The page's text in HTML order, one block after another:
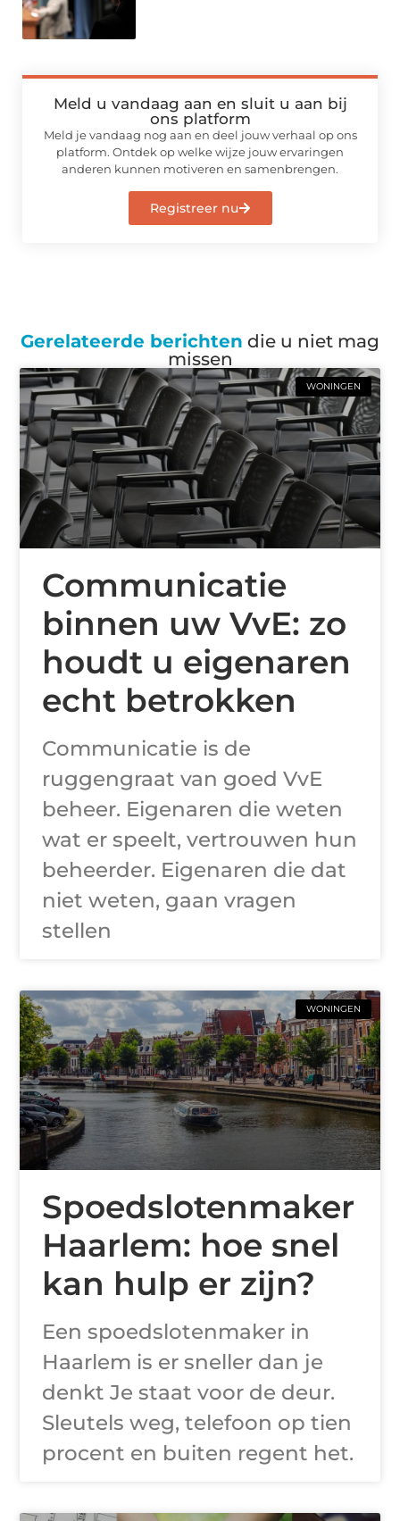
Meld u vandaag aan en sluit u aan bij
ons platform
Meld je vandaag nog aan en deel jouw verhaal op ons
platform. Ontdek op welke wijze jouw ervaringen
anderen kunnen motiveren en samenbrengen.
Registreer nu
Gerelateerde berichten die u niet mag
missen
WONINGEN
Communicatie
binnen uw VvE: zo
houdt u eigenaren
echt betrokken
Communicatie is de
ruggengraat van goed VvE
beheer. Eigenaren die weten
wat er speelt, vertrouwen hun
beheerder. Eigenaren die dat
niet weten, gaan vragen
stellen
WONINGEN
Spoedslotenmaker
Haarlem: hoe snel
kan hulp er zijn?
Een spoedslotenmaker in
Haarlem is er sneller dan je
denkt Je staat voor de deur.
Sleutels weg, telefoon op tien
procent en buiten regent het.